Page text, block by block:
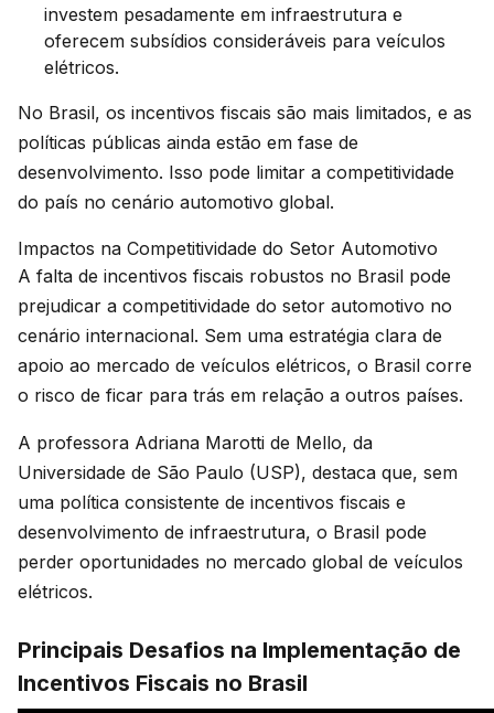
investem pesadamente em infraestrutura e
oferecem subsídios consideráveis para veículos
elétricos.
No Brasil, os incentivos fiscais são mais limitados, e as
políticas públicas ainda estão em fase de
desenvolvimento. Isso pode limitar a competitividade
do país no cenário automotivo global.
Impactos na Competitividade do Setor Automotivo
A falta de incentivos fiscais robustos no Brasil pode
prejudicar a competitividade do setor automotivo no
cenário internacional. Sem uma estratégia clara de
apoio ao mercado de veículos elétricos, o Brasil corre
o risco de ficar para trás em relação a outros países.
A professora Adriana Marotti de Mello, da
Universidade de São Paulo (USP), destaca que, sem
uma política consistente de incentivos fiscais e
desenvolvimento de infraestrutura, o Brasil pode
perder oportunidades no mercado global de veículos
elétricos.
Principais Desafios na Implementação de
Incentivos Fiscais no Brasil